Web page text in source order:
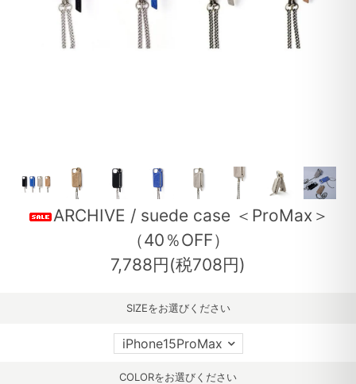
ARCHIVE / suede case ＜ProMax＞
（40％OFF）
7,788円(税708円)
SIZEをお選びください
COLORをお選びください